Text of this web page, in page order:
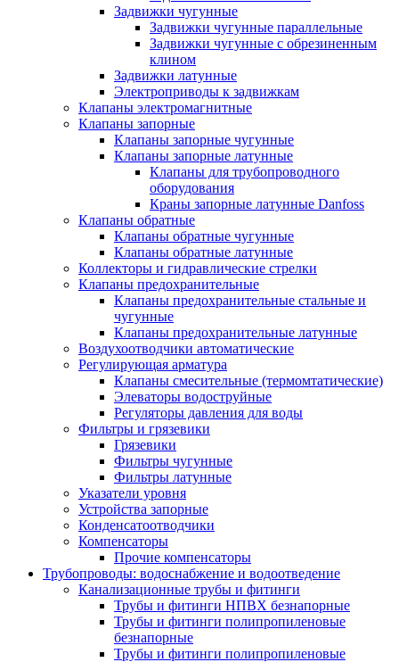
Задвижки чугунные
Задвижки чугунные параллельные
Задвижки чугунные с обрезиненным
клином
Задвижки латунные
Электроприводы к задвижкам
Клапаны электромагнитные
Клапаны запорные
Клапаны запорные чугунные
Клапаны запорные латунные
Клапаны для трубопроводного
оборудования
Краны запорные латунные Danfoss
Клапаны обратные
Клапаны обратные чугунные
Клапаны обратные латунные
Коллекторы и гидравлические стрелки
Клапаны предохранительные
Клапаны предохранительные стальные и
чугунные
Клапаны предохранительные латунные
Воздухоотводчики автоматические
Регулирующая арматура
Клапаны смесительные (термомтатические)
Элеваторы водоструйные
Регуляторы давления для воды
Фильтры и грязевики
Грязевики
Фильтры чугунные
Фильтры латунные
Указатели уровня
Устройства запорные
Конденсатоотводчики
Компенсаторы
Прочие компенсаторы
Трубопроводы: водоснабжение и водоотведение
Канализационные трубы и фитинги
Трубы и фитинги НПВХ безнапорные
Трубы и фитинги полипропиленовые
безнапорные
Трубы и фитинги полипропиленовые